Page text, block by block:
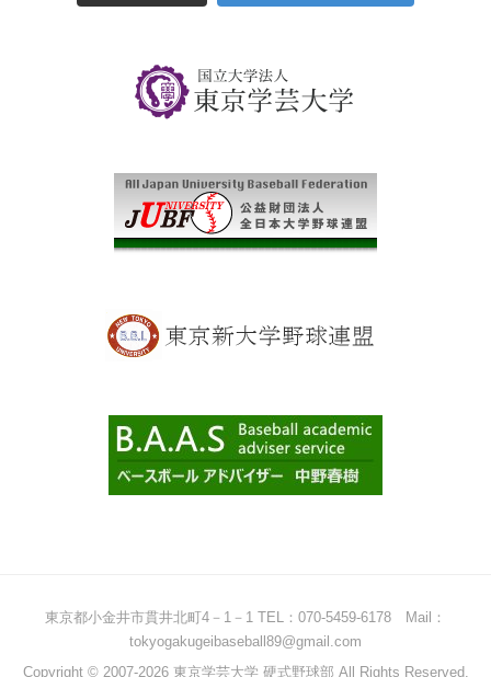
東京都小金井市貫井北町4－1－1 TEL：070-5459-6178 Mail：
tokyogakugeibaseball89@gmail.com
Copyright © 2007-2026 東京学芸大学 硬式野球部 All Rights Reserved.